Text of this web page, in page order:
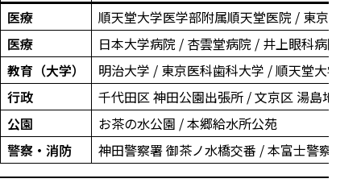
医療
順天堂大学医学部附属順天堂医院 / 東京医科
医療
日本大学病院 / 杏雲堂病院 / 井上眼科病院
教育（大学）
明治大学 / 東京医科歯科大学 / 順天堂大学
行政
千代田区 神田公園出張所 / 文京区 湯島地域
公園
お茶の水公園 / 本郷給水所公苑
警察・消防
神田警察署 御茶ノ水橋交番 / 本富士警察署